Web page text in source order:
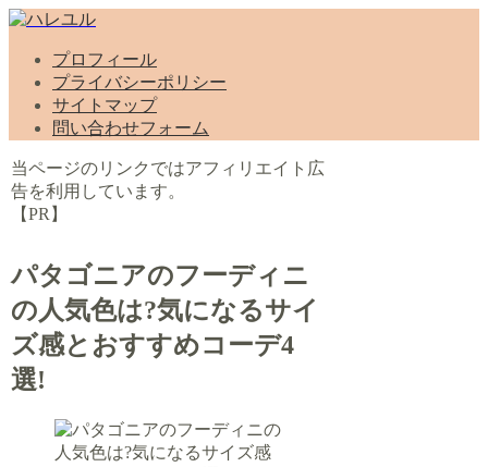
プロフィール
プライバシーポリシー
サイトマップ
問い合わせフォーム
当ページのリンクではアフィリエイト広
告を利用しています。
【PR】
パタゴニアのフーディニ
の人気色は?気になるサイ
ズ感とおすすめコーデ4
選!